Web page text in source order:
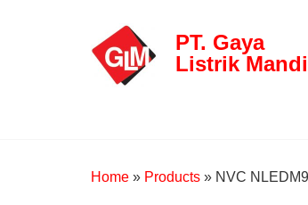
PT. Gaya
Listrik
Home » Products » NVC